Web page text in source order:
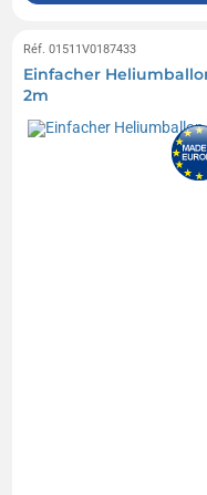
Réf. 01511V0187433
Einfacher
2m